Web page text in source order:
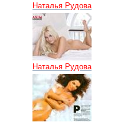
Наталья Рудова
Наталья Рудова